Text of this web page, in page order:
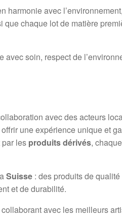
avec
chaque lot de matière
avec soin, respect de
avec des acteurs
une expérience unique et
les produits dérivés,
Suisse : des produits de
et de durabilité.
avec les meilleurs